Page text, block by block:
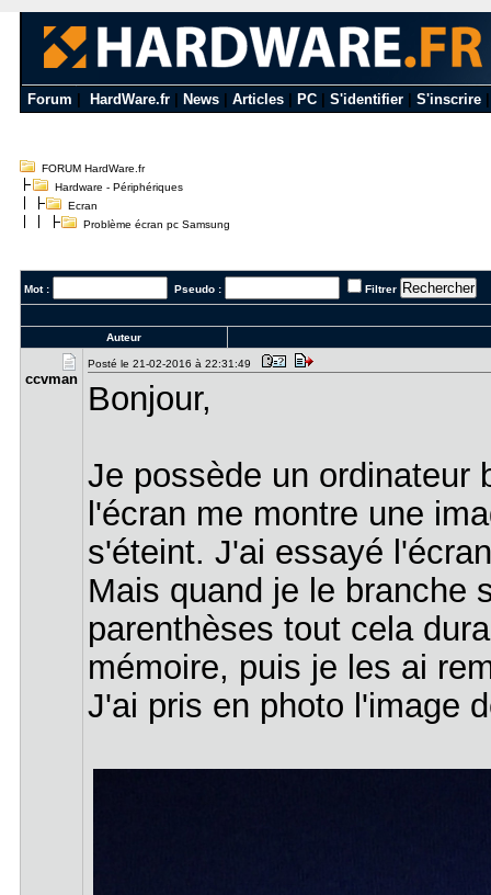
Forum HardWare.fr News Articles PC S'identifier S'inscrire
FORUM HardWare.fr
Hardware - Périphériques
Ecran
Problème écran pc Samsung
Mot : Pseudo : Filtrer
Auteur
ccvman
Posté le 21-02-2016 à 22:31:49
Bonjour,
Je possède un ordinateur
l'écran me montre une
s'éteint. J'ai essayé
Mais quand je le branche
parenthèses tout cela
mémoire, puis je les ai
J'ai pris en photo l'image